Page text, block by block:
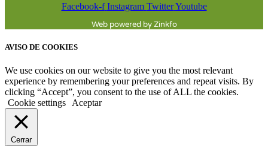
Facebook-f Instagram Twitter Youtube
Web powered by Zinkfo
AVISO DE COOKIES
We use cookies on our website to give you the most relevant
experience by remembering your preferences and repeat visits. By
clicking “Accept”, you consent to the use of ALL the cookies.
Cookie settings
Aceptar
Cerrar